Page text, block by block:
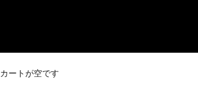
カートが空です